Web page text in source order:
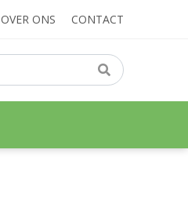
OVER ONS CONTACT